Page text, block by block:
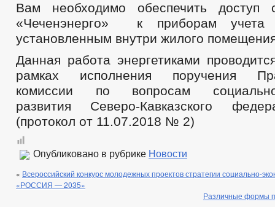
Вам необходимо обеспечить доступ
«Чеченэнерго» к приборам учета
установленным внутри жилого
Данная работа энергетиками
рамках исполнения поручения
комиссии по вопросам социально-
развития Северо-Кавказского
(протокол от 11.07.2018 № 2)
Опубликовано в рубрике Новости
« Всероссийский конкурс молодежных проектов стратегии социально-
«РОССИЯ — 2035»
Различные формы